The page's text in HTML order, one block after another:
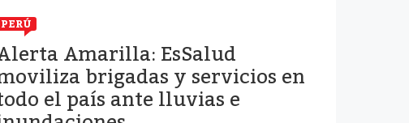
PERÚ
Amarilla: EsSalud
brigadas y servicios en
el país ante lluvias e